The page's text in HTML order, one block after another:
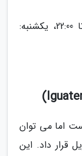
ساعات کاری: دوشنبه تا شنبه: 12:00 تا 22:00، یکشنبه:
اما می توان
قرار داد. این